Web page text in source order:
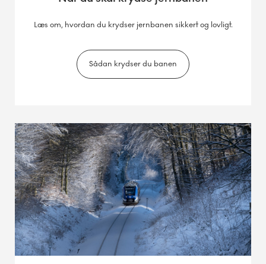
Læs om, hvordan du krydser jernbanen sikkert og lovligt.
Sådan krydser du banen